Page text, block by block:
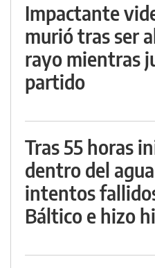
Impactante
murió tras ser
rayo mientras
partido
Tras 55 horas
dentro del
intentos
Báltico e hizo